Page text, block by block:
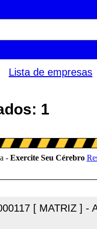
Lista de empresas
1
[ MATRIZ ] -